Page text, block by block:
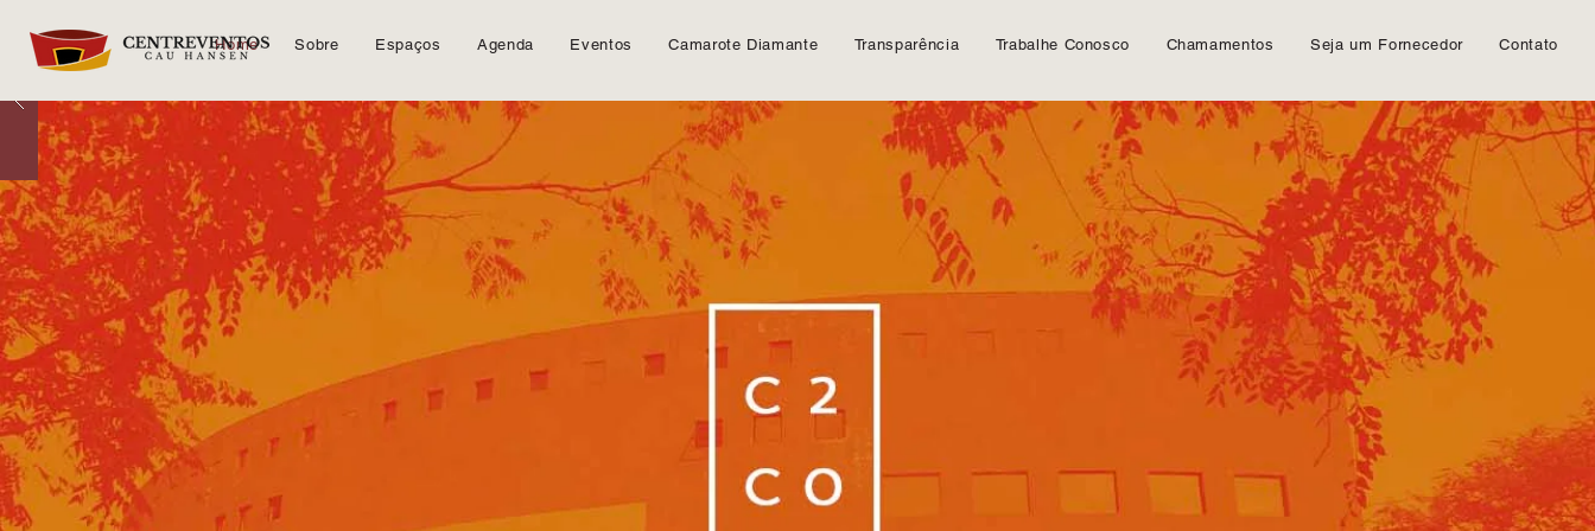
Home Sobre Espaços Agenda Eventos Camarote Diamante Transparência Trabalhe Conosco Chamamentos Seja um Fornecedor Contato